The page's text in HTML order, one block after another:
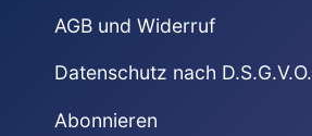
AGB und Widerruf
Datenschutz nach D.S.G.V.O.
Abonnieren